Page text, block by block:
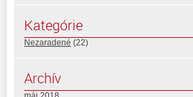
Kategórie
Nezaradené (22)
Archív